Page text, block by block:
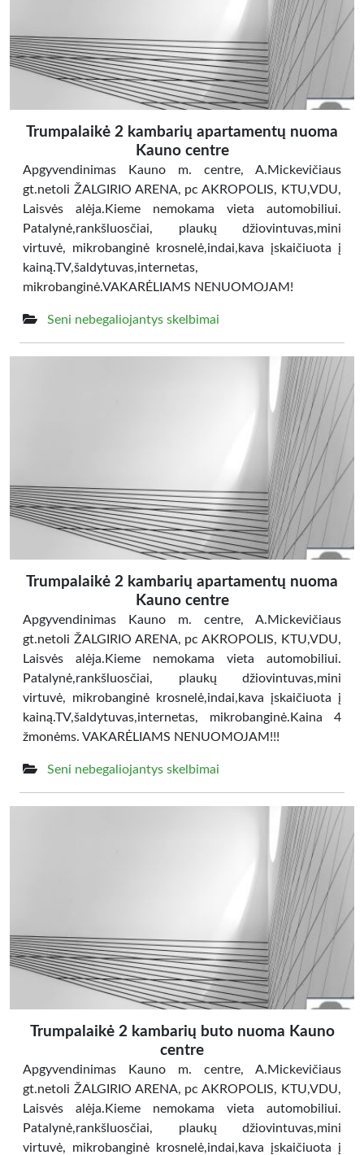
Trumpalaikė 2 kambarių apartamentų nuoma
Kauno centre
Apgyvendinimas Kauno m. centre, A.Mickevičiaus
gt.netoli ŽALGIRIO ARENA, pc AKROPOLIS, KTU,VDU,
Laisvės alėja.Kieme nemokama vieta automobiliui.
Patalynė,rankšluosčiai, plaukų džiovintuvas,mini
virtuvė, mikrobanginė krosnelė,indai,kava įskaičiuota į
kainą.TV,šaldytuvas,internetas,
mikrobanginė.VAKARĖLIAMS NENUOMOJAM!
Seni nebegaliojantys skelbimai
Trumpalaikė 2 kambarių apartamentų nuoma
Kauno centre
Apgyvendinimas Kauno m. centre, A.Mickevičiaus
gt.netoli ŽALGIRIO ARENA, pc AKROPOLIS, KTU,VDU,
Laisvės alėja.Kieme nemokama vieta automobiliui.
Patalynė,rankšluosčiai, plaukų džiovintuvas,mini
virtuvė, mikrobanginė krosnelė,indai,kava įskaičiuota į
kainą.TV,šaldytuvas,internetas, mikrobanginė.Kaina 4
žmonėms. VAKARĖLIAMS NENUOMOJAM!!!
Seni nebegaliojantys skelbimai
Trumpalaikė 2 kambarių buto nuoma Kauno
centre
Apgyvendinimas Kauno m. centre, A.Mickevičiaus
gt.netoli ŽALGIRIO ARENA, pc AKROPOLIS, KTU,VDU,
Laisvės alėja.Kieme nemokama vieta automobiliui.
Patalynė,rankšluosčiai, plaukų džiovintuvas,mini
virtuvė, mikrobanginė krosnelė,indai,kava įskaičiuota į